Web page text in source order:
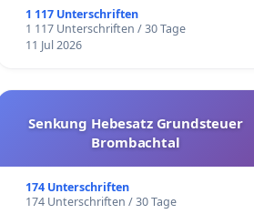
1 117 Unterschriften
1 117 Unterschriften / 30 Tage
11 Jul 2026
Senkung Hebesatz Grundsteuer
Brombachtal
174 Unterschriften
174 Unterschriften / 30 Tage